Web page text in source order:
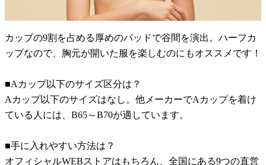
カップの9割を占める厚めのパッドで谷間を演出。ハーフカ
ップなので、胸元が開いた服を楽しむのにもオススメです！
■Aカップ以下のサイズ区分は？
Aカップ以下のサイズはなし。他メーカーでAカップを着け
ている人には、B65～B70が適しています。
■手に入れやすい方法は？
オフィシャルWEBストアはもちろん、全国にある9つの直営